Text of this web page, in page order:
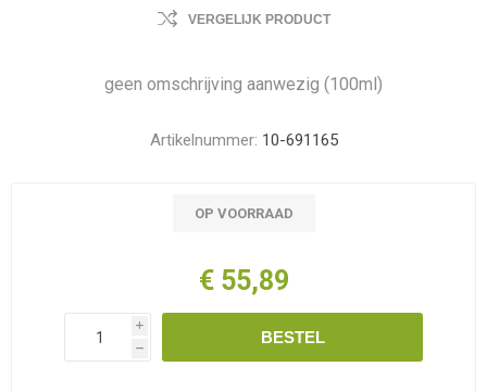
VERGELIJK PRODUCT
geen omschrijving aanwezig (100ml)
Artikelnummer: 10-691165
OP VOORRAAD
€ 55,89
i
h
BESTEL